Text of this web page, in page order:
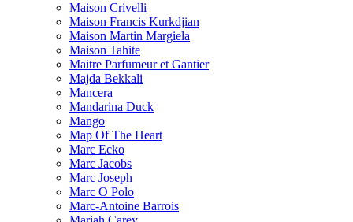
Maison Crivelli
Maison Francis Kurkdjian
Maison Martin Margiela
Maison Tahite
Maitre Parfumeur et Gantier
Majda Bekkali
Mancera
Mandarina Duck
Mango
Map Of The Heart
Marc Ecko
Marc Jacobs
Marc Joseph
Marc O Polo
Marc-Antoine Barrois